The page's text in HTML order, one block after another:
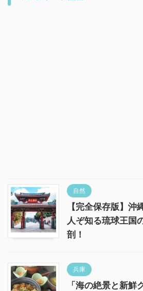
自然
【完全保存版】沖
人ぞ知る琉球王国
剖！
兵庫
「海の絶景と新鮮